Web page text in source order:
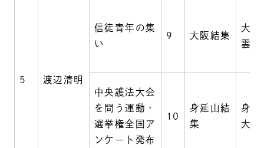
5 渡辺清明
信徒青年の集
い
9 大阪結集
大阪
雲雷
中央護法大会
を問う運動・
選挙権全国ア
ンケート発布
10
身延山結
集
身延
大学